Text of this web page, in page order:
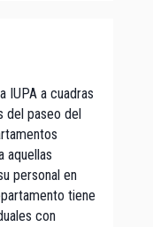
IUPA a cuadras
del paseo del
aquellas
personal en
tiene
con